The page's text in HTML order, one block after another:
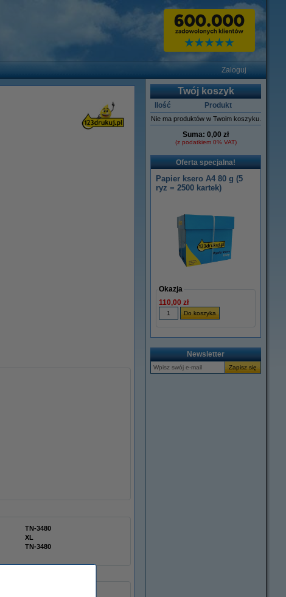
Zaloguj
TN-3480
XL
TN-3480
Twój koszyk
Ilość Produkt
Nie ma produktów w Twoim koszyku.
Suma: 0,00 zł
(z podatkiem 0% VAT)
Oferta specjalna!
Papier ksero A4 80 g (5
ryz = 2500 kartek)
Okazja
110,00 zł
Newsletter